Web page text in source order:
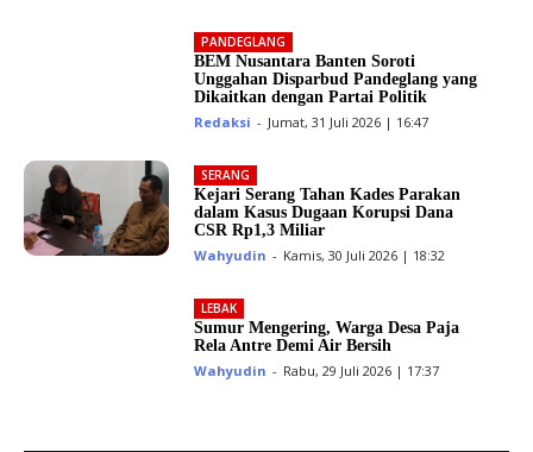
PANDEGLANG
BEM Nusantara Banten Soroti
Unggahan Disparbud Pandeglang yang
Dikaitkan dengan Partai Politik
Redaksi - Jumat, 31 Juli 2026 | 16:47
SERANG
Kejari Serang Tahan Kades Parakan
dalam Kasus Dugaan Korupsi Dana
CSR Rp1,3 Miliar
Wahyudin - Kamis, 30 Juli 2026 | 18:32
LEBAK
Sumur Mengering, Warga Desa Paja
Rela Antre Demi Air Bersih
Wahyudin - Rabu, 29 Juli 2026 | 17:37